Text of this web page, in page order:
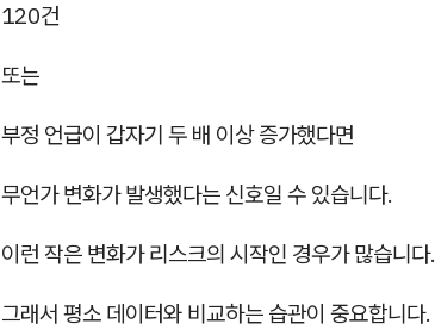
120건
또는
부정 언급이 갑자기 두 배 이상 증가했다면
무언가 변화가 발생했다는 신호일 수 있습니다.
이런 작은 변화가 리스크의 시작인 경우가 많습니다.
그래서 평소 데이터와 비교하는 습관이 중요합니다.